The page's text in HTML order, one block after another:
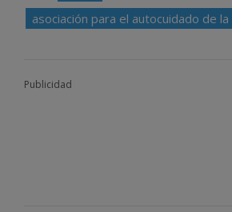
asociación para el autocuidado de la
Publicidad